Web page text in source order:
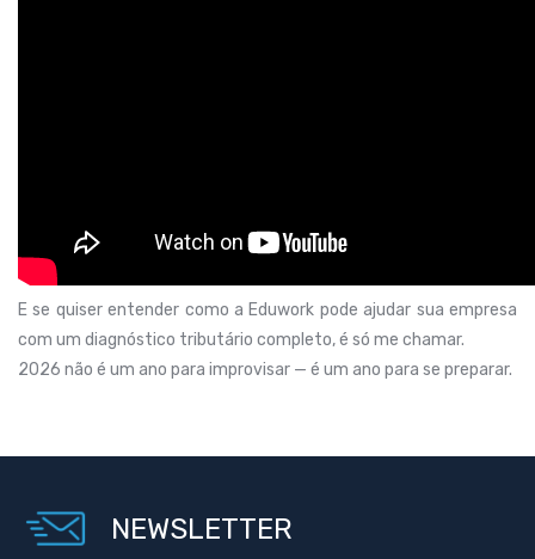
E se quiser entender como a Eduwork pode ajudar sua empresa
com um diagnóstico tributário completo, é só me chamar.
2026 não é um ano para improvisar — é um ano para se preparar.
NEWSLETTER